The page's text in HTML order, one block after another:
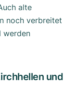
alte
noch verbreitet
werden
und